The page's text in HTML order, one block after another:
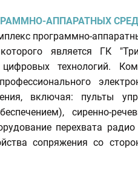
АППАРАТНЫХ
программно-
является ГК
технологий.
включая: пульты
сиренно-
перехвата
сопряжения со